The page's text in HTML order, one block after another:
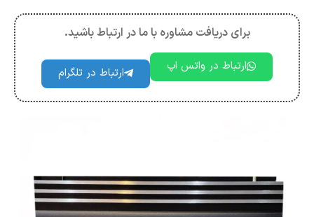
برای دریافت مشاوره با ما در ارتباط باشید.
ارتباط در واتس اپ ارتباط در تلگرام